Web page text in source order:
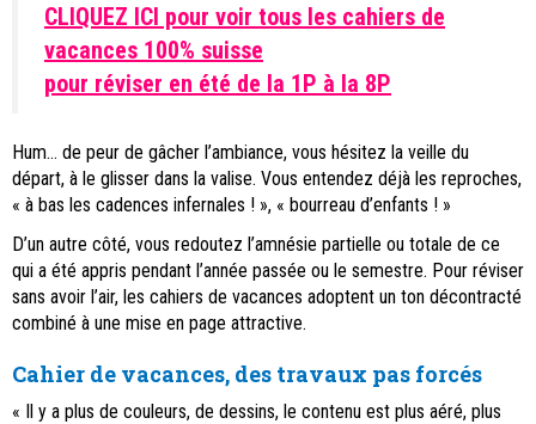
CLIQUEZ ICI pour voir tous les cahiers de
vacances 100% suisse
pour réviser en été de la 1P à la 8P
Hum… de peur de gâcher l’ambiance, vous hésitez la veille du
départ, à le glisser dans la valise. Vous entendez déjà les reproches,
« à bas les cadences infernales ! », « bourreau d’enfants ! »
D’un autre côté, vous redoutez l’amnésie partielle ou totale de ce
qui a été appris pendant l’année passée ou le semestre. Pour réviser
sans avoir l’air, les cahiers de vacances adoptent un ton décontracté
combiné à une mise en page attractive.
Cahier de vacances, des travaux pas forcés
« Il y a plus de couleurs, de dessins, le contenu est plus aéré, plus